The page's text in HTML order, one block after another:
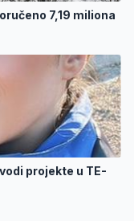
7,19 miliona
projekte u TE-